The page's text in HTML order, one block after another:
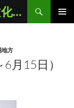
公益財団法人山形県埋蔵文化財センター
地方
月15日）